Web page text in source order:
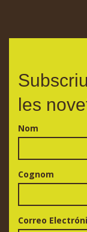
les
Nom
Cognom
Correo